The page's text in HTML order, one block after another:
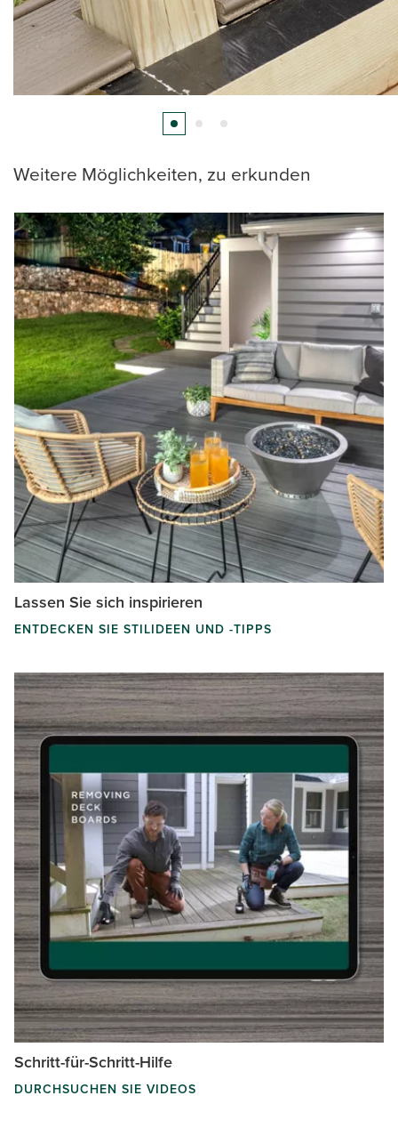
Weitere Möglichkeiten, zu erkunden
Lassen Sie sich inspirieren
ENTDECKEN SIE STILIDEEN UND -TIPPS
Schritt-für-Schritt-Hilfe
DURCHSUCHEN SIE VIDEOS